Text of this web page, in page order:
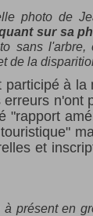
photo de
sur sa
sans
de la
à
n'ont
"rapport
et
présent en